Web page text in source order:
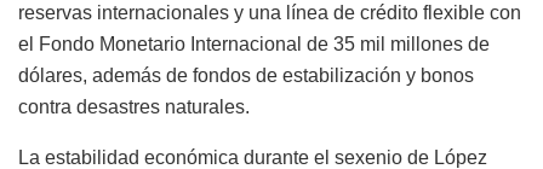
reservas internacionales y una línea de crédito flexible con
el Fondo Monetario Internacional de 35 mil millones de
dólares, además de fondos de estabilización y bonos
contra desastres naturales.
La estabilidad económica durante el sexenio de López